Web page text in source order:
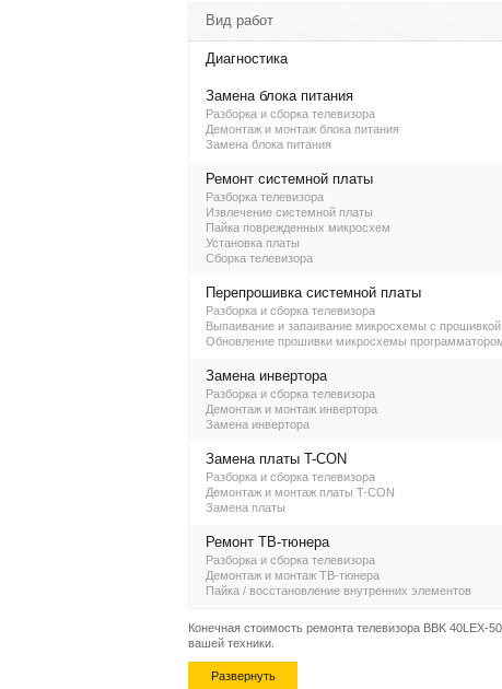
Вид работ
Диагностика
Замена блока питания
Разборка и сборка телевизора
Демонтаж и монтаж блока питания
Замена блока питания
Ремонт системной платы
Разборка телевизора
Извлечение системной платы
Пайка поврежденных микросхем
Установка платы
Сборка телевизора
Перепрошивка системной платы
Разборка и сборка телевизора
Выпаивание и запаивание микросхемы с прошивкой
Обновление прошивки микросхемы
Замена инвертора
Разборка и сборка телевизора
Демонтаж и монтаж инвертора
Замена инвертора
Замена платы T-CON
Разборка и сборка телевизора
Демонтаж и монтаж платы T-CON
Замена платы
Ремонт ТВ-тюнера
Разборка и сборка телевизора
Демонтаж и монтаж ТВ-тюнера
Пайка / восстановление внутренних элементов
Конечная стоимость ремонта телевизора BBK 40LEX-
вашей техники.
Развернуть